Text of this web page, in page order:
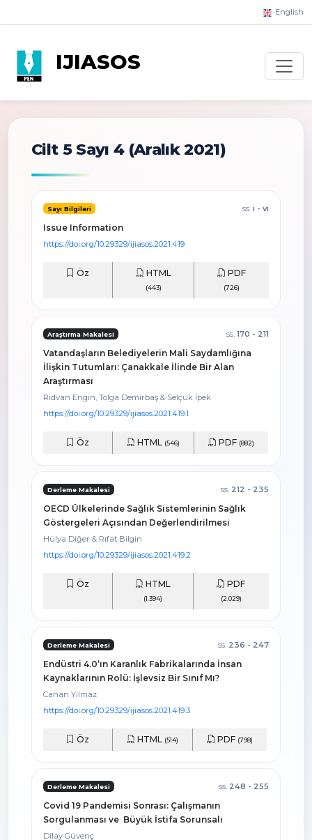
English
IJIASOS
Cilt 5 Sayı 4 (Aralık 2021)
Sayı Bilgileri ss. i - vi
Issue Information
https://doi.org/10.29329/ijiasos.2021.419
Öz HTML
(443)
PDF
(726)
Araştırma Makalesi ss. 170 - 211
Vatandaşların Belediyelerin Mali Saydamlığına
İlişkin Tutumları: Çanakkale İlinde Bir Alan
Araştırması
Rıdvan Engin, Tolga Demirbaş & Selçuk İpek
https://doi.org/10.29329/ijiasos.2021.419.1
Öz HTML (546) PDF (882)
Derleme Makalesi ss. 212 - 235
OECD Ülkelerinde Sağlık Sistemlerinin Sağlık
Göstergeleri Açısından Değerlendirilmesi
Hülya Diğer & Rıfat Bilgin
https://doi.org/10.29329/ijiasos.2021.419.2
Öz HTML
(1.394)
PDF
(2.029)
Derleme Makalesi ss. 236 - 247
Endüstri 4.0’ın Karanlık Fabrikalarında İnsan
Kaynaklarının Rolü: İşlevsiz Bir Sınıf Mı?
Canan Yılmaz
https://doi.org/10.29329/ijiasos.2021.419.3
Öz HTML (514) PDF (798)
Derleme Makalesi ss. 248 - 255
Covid 19 Pandemisi Sonrası: Çalışmanın
Sorgulanması ve Büyük İstifa Sorunsalı
Dilay Güvenç